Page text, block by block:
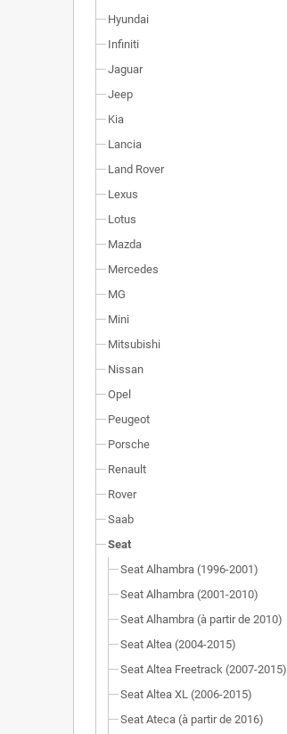
Hyundai
Infiniti
Jaguar
Jeep
Kia
Lancia
Land Rover
Lexus
Lotus
Mazda
Mercedes
MG
Mini
Mitsubishi
Nissan
Opel
Peugeot
Porsche
Renault
Rover
Saab
Seat
Seat Alhambra (1996-2001)
Seat Alhambra (2001-2010)
Seat Alhambra (à partir de 2010)
Seat Altea (2004-2015)
Seat Altea Freetrack (2007-2015)
Seat Altea XL (2006-2015)
Seat Ateca (à partir de 2016)